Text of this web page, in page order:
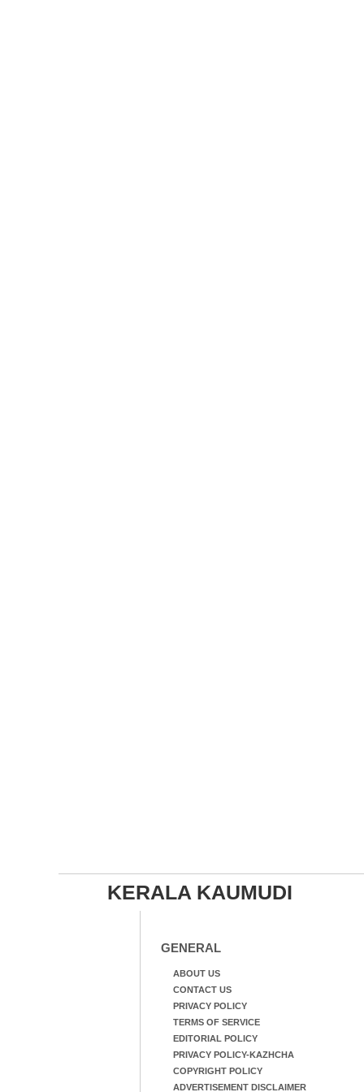
KERALA KAUMUDI
GENERAL
ABOUT US
CONTACT US
PRIVACY POLICY
TERMS OF SERVICE
EDITORIAL POLICY
PRIVACY POLICY-KAZHCHA
COPYRIGHT POLICY
ADVERTISEMENT DISCLAIMER